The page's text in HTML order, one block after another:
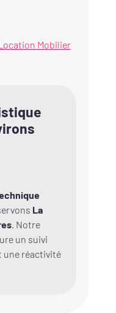
Mobilier
La
. Notre
un suivi
une réactivité